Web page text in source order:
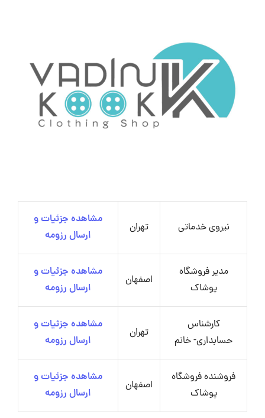
نیروی خدماتی تهران
مشاهده جزئیات و
ارسال رزومه
مدیر فروشگاه
پوشاک
اصفهان
مشاهده جزئیات و
ارسال رزومه
کارشناس
حسابداری- خانم
تهران
مشاهده جزئیات و
ارسال رزومه
فروشنده فروشگاه
پوشاک
اصفهان
مشاهده جزئیات و
ارسال رزومه